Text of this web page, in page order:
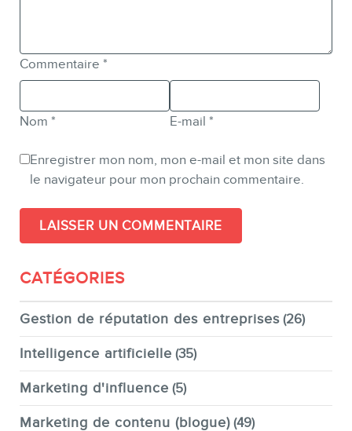
Commentaire *
Nom * E-mail *
Enregistrer mon nom, mon e-mail et mon site dans
le navigateur pour mon prochain commentaire.
CATÉGORIES
Gestion de réputation des entreprises (26)
Intelligence artificielle (35)
Marketing d'influence (5)
Marketing de contenu (blogue) (49)